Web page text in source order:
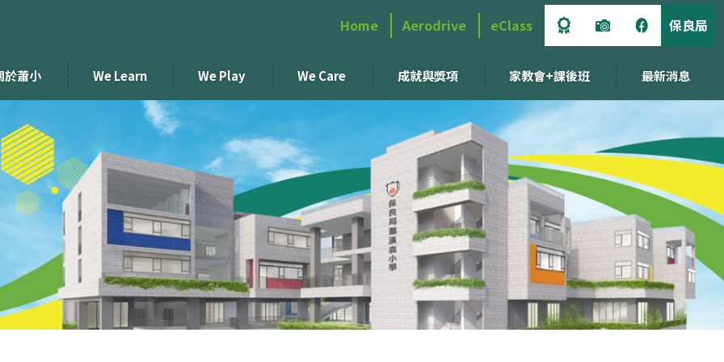
Home Aerodrive eClass 保良局
於蕭小 We Learn We Play We Care 成就與獎項 家教會+課後班 最新消息